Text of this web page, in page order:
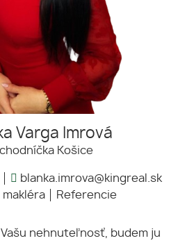
Varga Imrová
Košice
blanka.imrova@kingreal.sk
makléra
Referencie
nehnuteľnosť, budem ju